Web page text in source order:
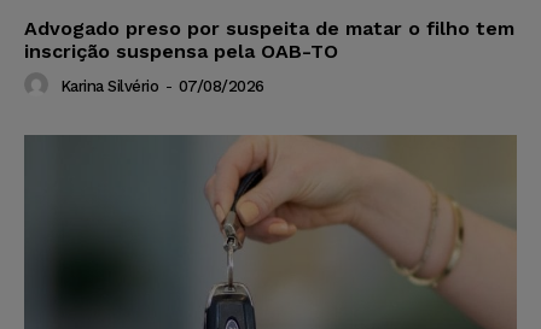
Advogado preso por suspeita de matar o filho tem
inscrição suspensa pela OAB-TO
Karina Silvério - 07/08/2026